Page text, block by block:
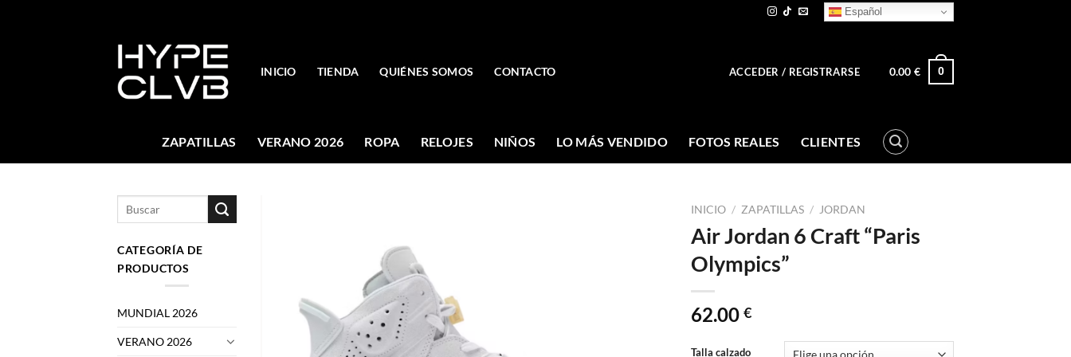
Español
INICIO TIENDA QUIÉNES SOMOS CONTACTO ACCEDER / REGISTRARSE 0.00€ 0
ZAPATILLAS VERANO 2026 ROPA RELOJES NIÑOS LO MÁS VENDIDO FOTOS REALES CLIENTES
CATEGORÍA DE
PRODUCTOS
MUNDIAL 2026
VERANO 2026
INICIO / ZAPATILLAS / JORDAN
Air Jordan 6 Craft “Paris
Olympics”
62.00 €
Talla calzado